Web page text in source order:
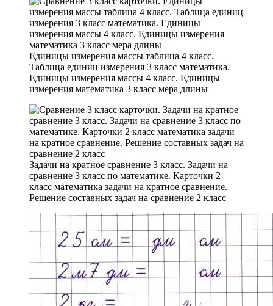
Единицы измерения массы таблица 4 класс.
Таблица единиц измерения 3 класс математика.
Единицы измерения массы 4 класс. Единицы
измерения математика 3 класс мера длины
Задачи на кратное сравнение 3 класс. Задачи на
сравнение 3 класс по математике. Карточки 2
класс математика задачи на кратное сравнение.
Решение составных задач на сравнение 2 класс